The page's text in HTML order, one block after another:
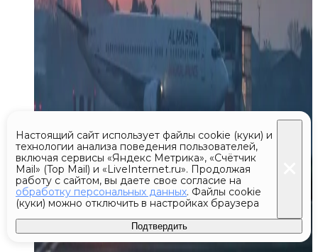
Настоящий сайт использует файлы cookie (куки) и
технологии анализа поведения пользователей,
включая сервисы «Яндекс Метрика», «Счётчик
Mail» (Top Mail) и «LiveInternet.ru». Продолжая
работу с сайтом, вы даете свое согласие на
обработку персональных данных. Файлы cookie
(куки) можно отключить в настройках браузера
Подтвердить